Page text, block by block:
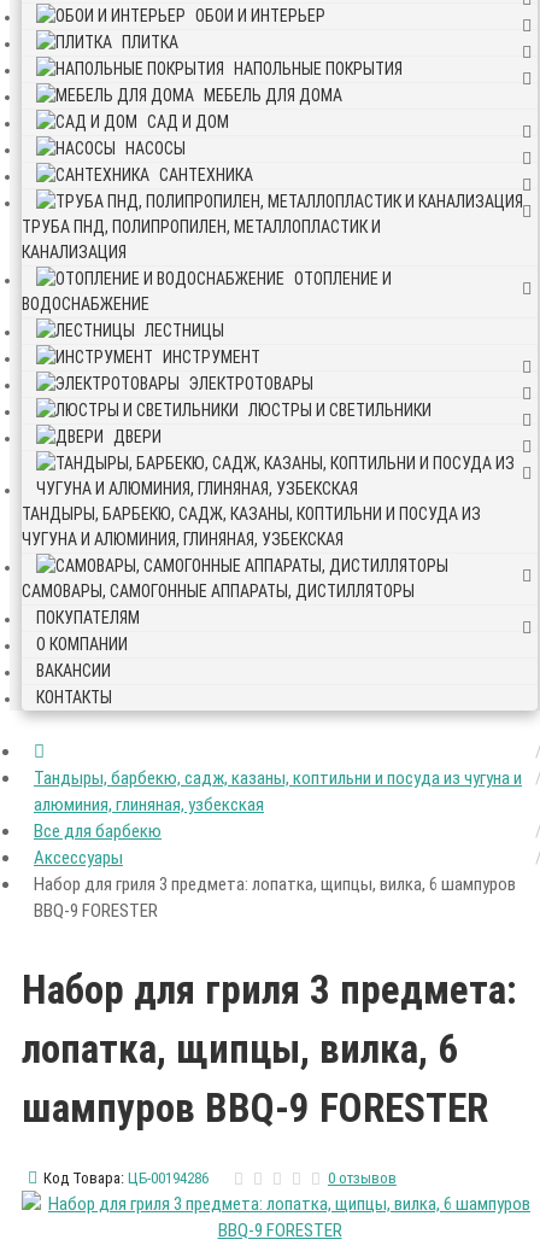
ОБОИ И ИНТЕРЬЕР
ПЛИТКА
НАПОЛЬНЫЕ ПОКРЫТИЯ
МЕБЕЛЬ ДЛЯ ДОМА
САД И ДОМ
НАСОСЫ
САНТЕХНИКА
ТРУБА ПНД, ПОЛИПРОПИЛЕН, МЕТАЛЛОПЛАСТИК И
КАНАЛИЗАЦИЯ
ОТОПЛЕНИЕ И
ВОДОСНАБЖЕНИЕ
ЛЕСТНИЦЫ
ИНСТРУМЕНТ
ЭЛЕКТРОТОВАРЫ
ЛЮСТРЫ И СВЕТИЛЬНИКИ
ДВЕРИ
ТАНДЫРЫ, БАРБЕКЮ, САДЖ, КАЗАНЫ, КОПТИЛЬНИ И ПОСУДА ИЗ
ЧУГУНА И АЛЮМИНИЯ, ГЛИНЯНАЯ, УЗБЕКСКАЯ
САМОВАРЫ, САМОГОННЫЕ АППАРАТЫ, ДИСТИЛЛЯТОРЫ
ПОКУПАТЕЛЯМ
О КОМПАНИИ
ВАКАНСИИ
КОНТАКТЫ
Тандыры, барбекю, садж, казаны, коптильни и посуда из чугуна и
алюминия, глиняная, узбекская
Все для барбекю
Аксессуары
Набор для гриля 3 предмета: лопатка, щипцы, вилка, 6 шампуров
BBQ-9 FORESTER
Набор для гриля 3 предмета:
лопатка, щипцы, вилка, 6
шампуров BBQ-9 FORESTER
Код Товара: ЦБ-00194286 0 отзывов